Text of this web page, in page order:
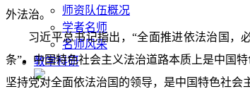
师资队伍概况
学者名师
名师风采
教学科研
外法治。
习近平总书记指出，“全面推进依法治国，
条”。中国特色社会主义法治道路本质上是中国
坚持党对全面依法治国的领导，是中国特色社